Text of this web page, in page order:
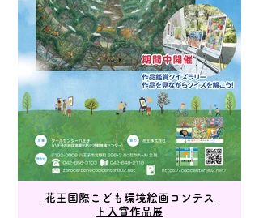
花王国際こども環境絵画コンテス
ト入賞作品展